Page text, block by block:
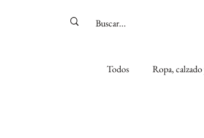
Todos Ropa,